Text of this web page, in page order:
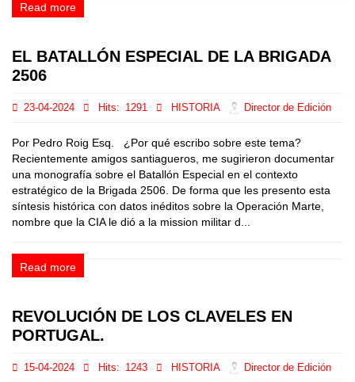
Read more
EL BATALLÓN ESPECIAL DE LA BRIGADA
2506
23-04-2024 Hits: 1291 HISTORIA Director de Edición
Por Pedro Roig Esq. ¿Por qué escribo sobre este tema?
Recientemente amigos santiagueros, me sugirieron documentar
una monografía sobre el Batallón Especial en el contexto
estratégico de la Brigada 2506. De forma que les presento esta
síntesis histórica con datos inéditos sobre la Operación Marte,
nombre que la CIA le dió a la mission militar d...
Read more
REVOLUCIÓN DE LOS CLAVELES EN
PORTUGAL.
15-04-2024 Hits: 1243 HISTORIA Director de Edición